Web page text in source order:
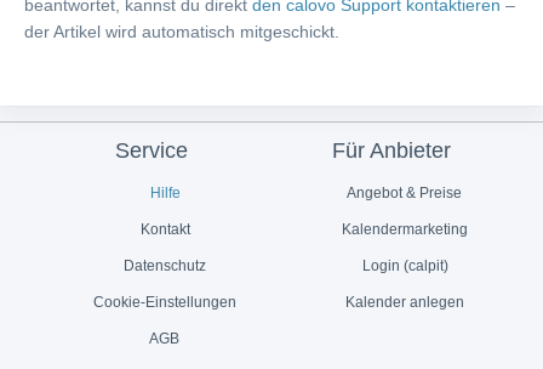
beantwortet, kannst du direkt den calovo Support kontaktieren –
der Artikel wird automatisch mitgeschickt.
Service
Hilfe
Kontakt
Datenschutz
Cookie-Einstellungen
AGB
Für Anbieter
Angebot & Preise
Kalendermarketing
Login (calpit)
Kalender anlegen